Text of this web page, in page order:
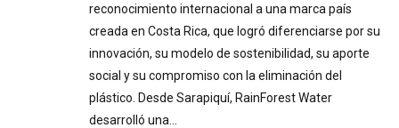
reconocimiento internacional a una marca país
creada en Costa Rica, que logró diferenciarse por su
innovación, su modelo de sostenibilidad, su aporte
social y su compromiso con la eliminación del
plástico. Desde Sarapiquí, RainForest Water
desarrolló una…